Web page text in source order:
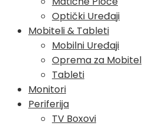
Optički Uređaji
Mobiteli & Tableti
Mobilni Uređaji
Oprema za Mobitel
Tableti
Monitori
Periferija
TV Boxovi